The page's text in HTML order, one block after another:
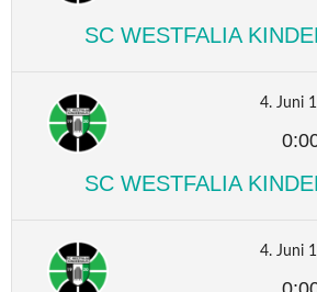
SC WESTFALIA
4. Juni
SC WESTFALIA
4. Juni